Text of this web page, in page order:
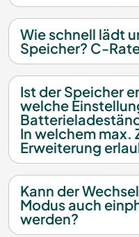
Wie schnell lädt
Speicher? C-
Ist der Speicher
welche
In welchem max.
Erweiterung
Kann der
Modus auch
werden?